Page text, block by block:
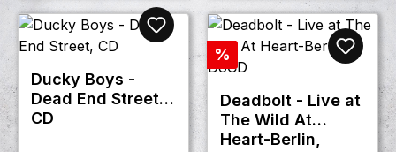
Ducky Boys -
Dead End Street,
CD
Rabatt
%
Deadbolt - Live at
The Wild At
Heart-Berlin,